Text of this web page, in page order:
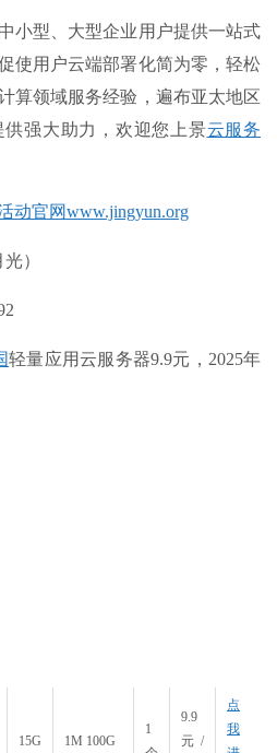
小型、大型企业用户提供一站式
使用户云端部署化简为零，轻松
算领域服务经验，遍布亚太地区
强大助力，欢迎您上景云服务
动官网www.jingyun.org
）
轻量应用云服务器9.9元，2025年
15G 1M 100G
1
9.9
元/
点
我